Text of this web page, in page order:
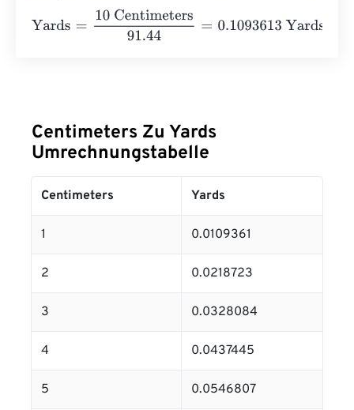
Yards
10 Centimeters91.44= 0.1093613 Yards
Centimeters Zu Yards
Umrechnungstabelle
Centimeters Yards
1 0.0109361
2 0.0218723
3 0.0328084
4 0.0437445
5 0.0546807